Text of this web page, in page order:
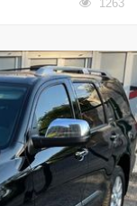
1263